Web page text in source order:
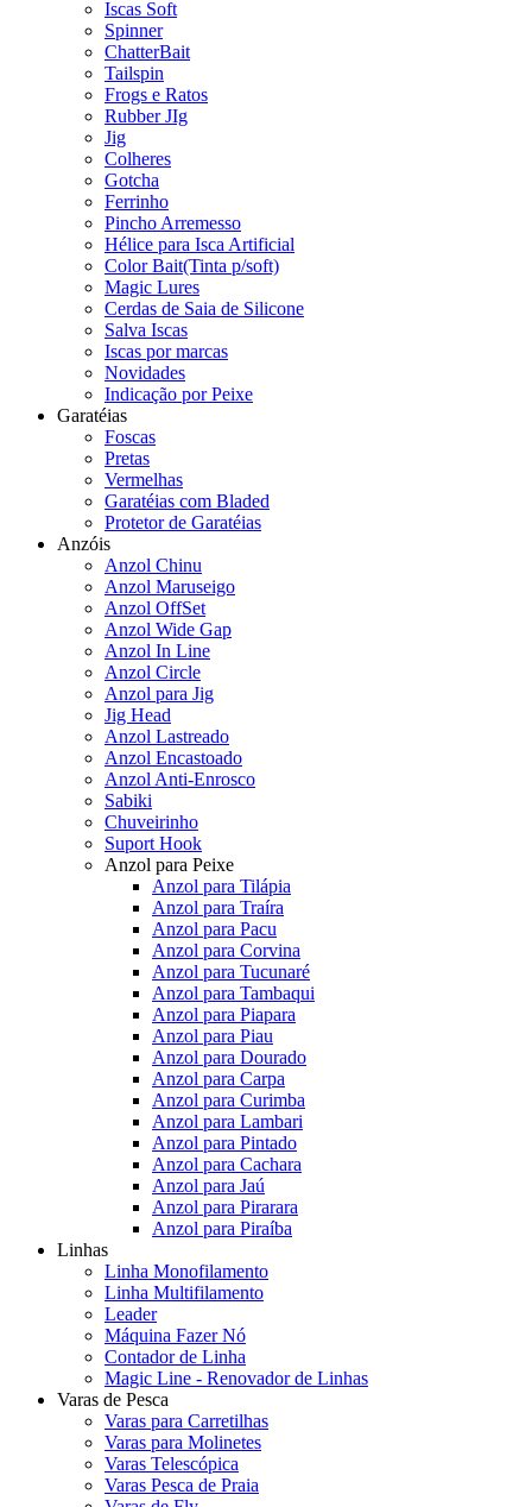
Iscas Soft
Spinner
ChatterBait
Tailspin
Frogs e Ratos
Rubber JIg
Jig
Colheres
Gotcha
Ferrinho
Pincho Arremesso
Hélice para Isca Artificial
Color Bait(Tinta p/soft)
Magic Lures
Cerdas de Saia de Silicone
Salva Iscas
Iscas por marcas
Novidades
Indicação por Peixe
Garatéias
Foscas
Pretas
Vermelhas
Garatéias com Bladed
Protetor de Garatéias
Anzóis
Anzol Chinu
Anzol Maruseigo
Anzol OffSet
Anzol Wide Gap
Anzol In Line
Anzol Circle
Anzol para Jig
Jig Head
Anzol Lastreado
Anzol Encastoado
Anzol Anti-Enrosco
Sabiki
Chuveirinho
Suport Hook
Anzol para Peixe
Anzol para Tilápia
Anzol para Traíra
Anzol para Pacu
Anzol para Corvina
Anzol para Tucunaré
Anzol para Tambaqui
Anzol para Piapara
Anzol para Piau
Anzol para Dourado
Anzol para Carpa
Anzol para Curimba
Anzol para Lambari
Anzol para Pintado
Anzol para Cachara
Anzol para Jaú
Anzol para Pirarara
Anzol para Piraíba
Linhas
Linha Monofilamento
Linha Multifilamento
Leader
Máquina Fazer Nó
Contador de Linha
Magic Line - Renovador de Linhas
Varas de Pesca
Varas para Carretilhas
Varas para Molinetes
Varas Telescópica
Varas Pesca de Praia